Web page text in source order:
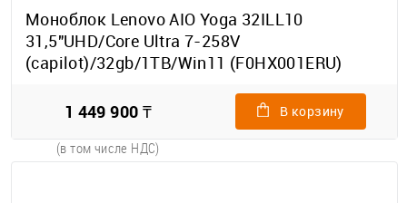
Моноблок Lenovo AIO Yoga 32ILL10
31,5"UHD/Core Ultra 7-258V
(capilot)/32gb/1TB/Win11 (F0HX001ERU)
1 449 900 ₸
(в том числе НДС)
В корзину